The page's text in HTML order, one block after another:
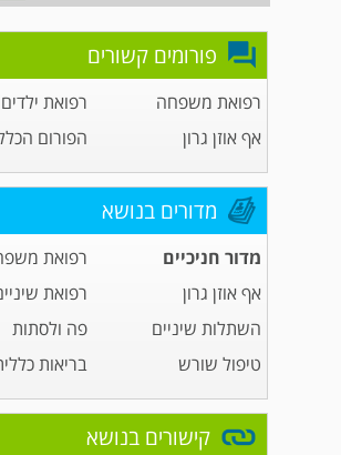
פורומים קשורים
רפואת משפחה
רפואת
אף אוזן גרון
הפורום
מדורים בנושא
מדור חניכיים
רפואת
אף אוזן גרון
רפואת
השתלות שיניים
פה ולסתות
טיפול שורש
בריאות
קישורים בנושא